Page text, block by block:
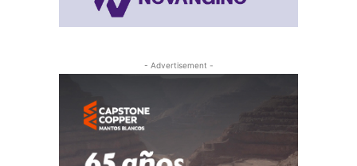
- Advertisement -